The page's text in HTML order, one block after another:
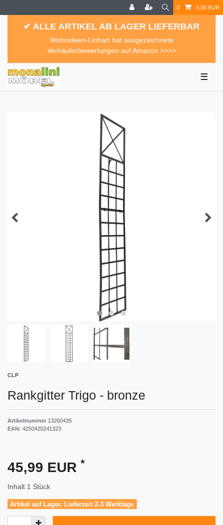
0 0,00 EUR
✔ ALLE ARTIKEL AB LAGER LIEFERBAR
Wohnideen-Linhart hat ausgezeichnete
Verkäuferbewertungen auf Amazon >>>>
☰
CLP
Rankgitter Trigo - bronze
Artikelnummer 13260435
EAN: 4250420241323
45,99 EUR *
Inhalt 1 Stück
Artikel auf Lager, Lieferzeit 2-3 Werktage